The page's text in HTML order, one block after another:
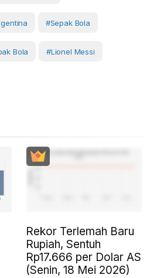
#Sepak Bola
Bola #Lionel Messi
Rekor Terlemah Baru
Rupiah, Sentuh
Rp17.666 per Dolar AS
(Senin, 18 Mei 2026)